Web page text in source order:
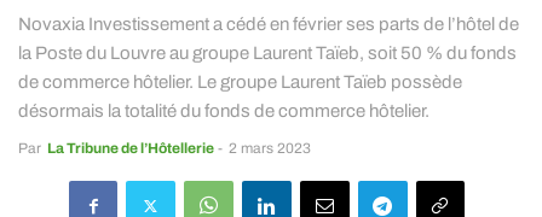
Novaxia Investissement a cédé en février ses parts de l’hôtel de
la Poste du Louvre au groupe Laurent Taïeb, soit 50 % du fonds
de commerce hôtelier. Le groupe Laurent Taïeb possède
désormais la totalité du fonds de commerce hôtelier.
Par La Tribune de l’Hôtellerie - 2 mars 2023